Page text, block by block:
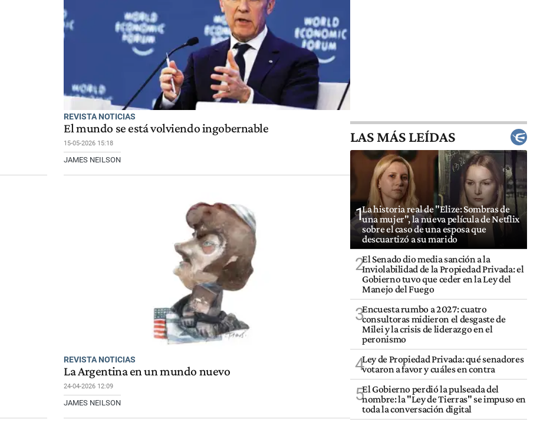
REVISTA NOTICIAS
El mundo se está volviendo ingobernable
15-05-2026 15:18
JAMES NEILSON
REVISTA NOTICIAS
La Argentina en un mundo nuevo
24-04-2026 12:09
JAMES NEILSON
LAS MÁS LEÍDAS
1La historia real de "Elize: Sombras de
una mujer", la nueva película de Netflix
sobre el caso de una esposa que
descuartizó a su marido
2El Senado dio media sanción a la
Inviolabilidad de la Propiedad Privada: el
Gobierno tuvo que ceder en la Ley del
Manejo del Fuego
3Encuesta rumbo a 2027: cuatro
consultoras midieron el desgaste de
Milei y la crisis de liderazgo en el
peronismo
4Ley de Propiedad Privada: qué senadores
votaron a favor y cuáles en contra
5El Gobierno perdió la pulseada del
nombre: la "Ley de Tierras" se impuso en
toda la conversación digital